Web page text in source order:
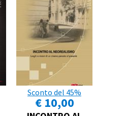
Sconto del 45%
€ 10,00